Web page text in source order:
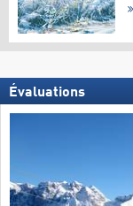
Évaluations